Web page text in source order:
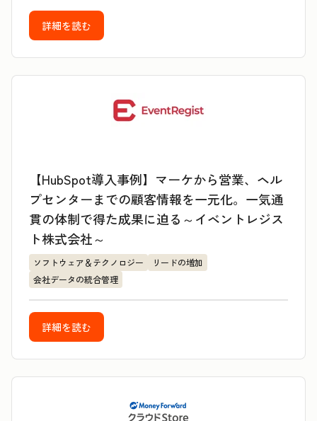
詳細を読む
【HubSpot導入事例】マーケから営業、ヘル
プセンターまでの顧客情報を一元化。一気通
貫の体制で得た成果に迫る～イベントレジス
ト株式会社～
ソフトウェア＆テクノロジー
リードの増加
会社データの統合管理
詳細を読む